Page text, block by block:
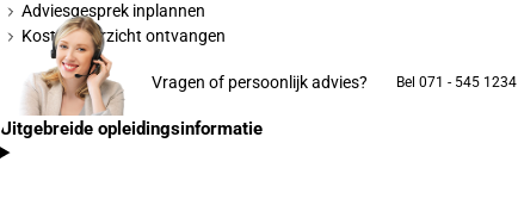
Adviesgesprek inplannen
Kostenoverzicht ontvangen
Vragen of persoonlijk advies? Bel 071 - 545 1234
Uitgebreide opleidingsinformatie